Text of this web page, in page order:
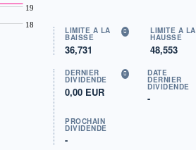
18
19
LIMITE À LA
BAISSE
36,731
LIMITE À LA
HAUSSE
48,553
DERNIER
DIVIDENDE
0,00 EUR
DATE
DERNIER
DIVIDENDE
-
PROCHAIN
DIVIDENDE
-